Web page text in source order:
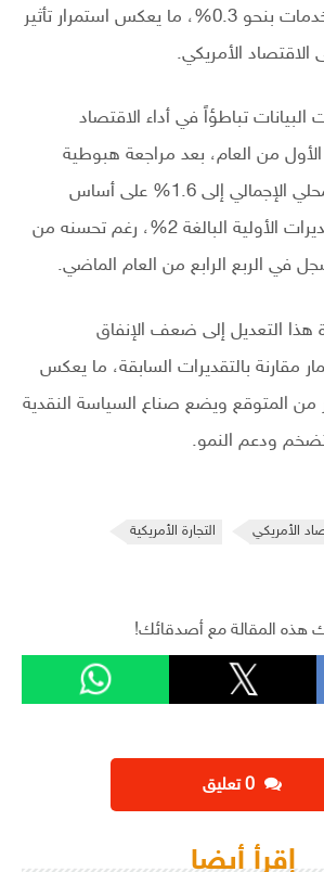
جانب زيادة أسعار الخدمات بنحو 0.3%، ما يعكس استمرار تأثير
الأمريكي.
تباطؤاً في أداء الاقتصاد
الأول من العام، بعد مراجعة هبوطية
لمعدل نمو الناتج المحلي الإجمالي إلى 1.6% على أساس
سنوي، مقارنة بالتقديرات الأولية البالغة 2%، رغم تحسنه من
هذا التعديل إلى ضعف الإنفاق
مقارنة بالتقديرات السابقة، ما يعكس
من المتوقع ويضع صناع السياسة النقدية
ودعم النمو.
الأمريكي
التجارة الأمريكية
هذه المقالة مع أصدقائك!
إقرأ أيضا